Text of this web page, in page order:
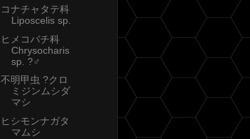
コナチャタテ科
Liposcelis sp.
ヒメコバチ科
Chrysocharis
sp. ?♂
不明甲虫 ?クロ
ミジンムシダ
マシ
ヒシモンナガタ
マムシ